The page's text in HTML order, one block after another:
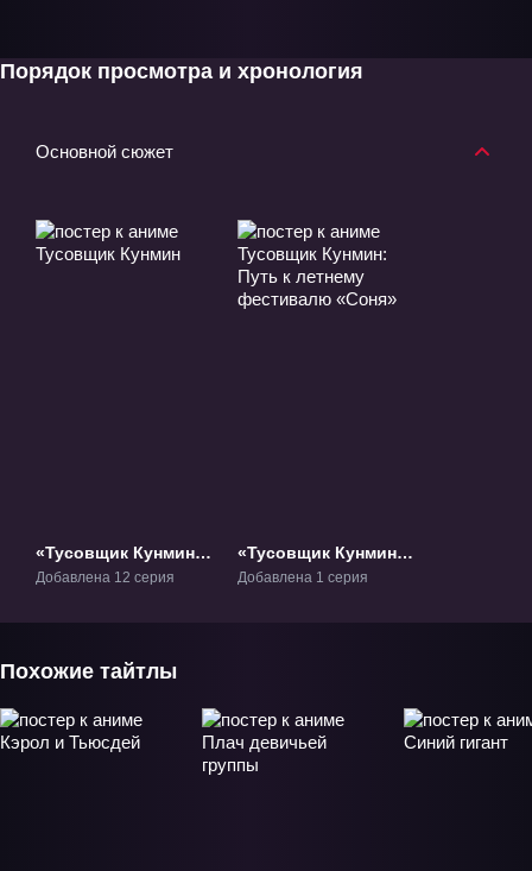
Порядок просмотра и хронология
Основной сюжет
«Тусовщик Кунмин»
ТВ-1
Добавлена 12 серия
«Тусовщик Кунмин:
Путь к летнему
Добавлена 1 серия
Похожие тайтлы